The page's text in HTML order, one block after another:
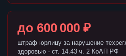
до 600 000 ₽
штраф юрлицу за нарушение
здоровью - ст. 14.43 ч. 2 КоАП РФ